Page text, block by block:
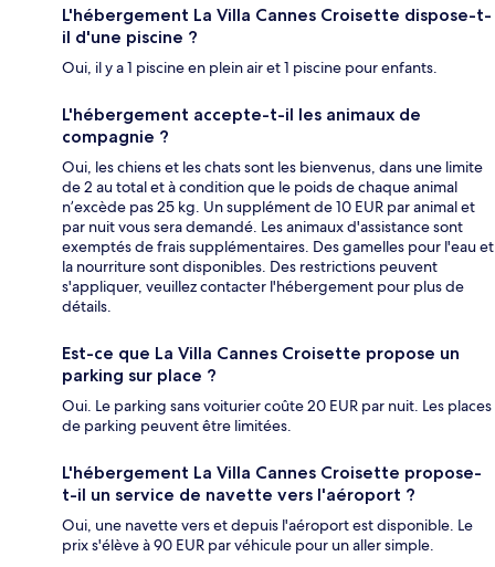
L'hébergement La Villa Cannes Croisette dispose-t-
il d'une piscine ?
Oui, il y a 1 piscine en plein air et 1 piscine pour enfants.
L'hébergement accepte-t-il les animaux de
compagnie ?
Oui, les chiens et les chats sont les bienvenus, dans une limite
de 2 au total et à condition que le poids de chaque animal
n’excède pas 25 kg. Un supplément de 10 EUR par animal et
par nuit vous sera demandé. Les animaux d'assistance sont
exemptés de frais supplémentaires. Des gamelles pour l'eau et
la nourriture sont disponibles. Des restrictions peuvent
s'appliquer, veuillez contacter l'hébergement pour plus de
détails.
Est-ce que La Villa Cannes Croisette propose un
parking sur place ?
Oui. Le parking sans voiturier coûte 20 EUR par nuit. Les places
de parking peuvent être limitées.
L'hébergement La Villa Cannes Croisette propose-
t-il un service de navette vers l'aéroport ?
Oui, une navette vers et depuis l'aéroport est disponible. Le
prix s'élève à 90 EUR par véhicule pour un aller simple.